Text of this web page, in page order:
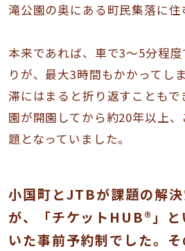
滝公園の奥にある町民集落に住
本来であれば、車で3〜5分程
りが、最大3時間もかかってし
滞にはまると折り返すこともで
園が開園してから約20年以上
題となっていました。
小国町とJTBが課題の解
が、「チケットHUB®」と
いた事前予約制でした。